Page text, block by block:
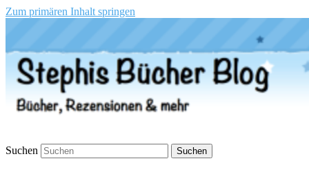
Zum primären Inhalt springen
Stephis Bücher Blog
Suchen